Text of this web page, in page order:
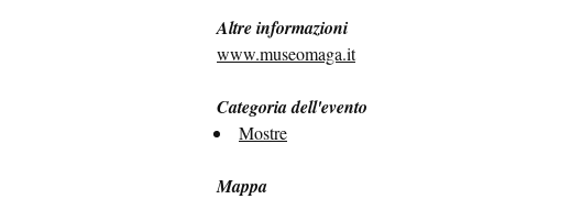
Altre informazioni
www.museomaga.it
Categoria dell'evento
Mostre
Mappa